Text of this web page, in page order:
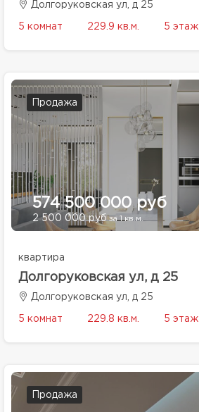
Долгоруковская ул, д 25
5 комнат 229.9 кв.м. 5 этаж
Продажа
574 500 000 руб
2 500 000 рубза 1 кв.м.
квартира
Долгоруковская ул, д 25
Долгоруковская ул, д 25
5 комнат 229.8 кв.м. 5 этаж
Продажа